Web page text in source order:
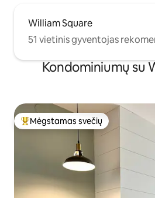
William Square
51 vietinis gyventojas
Kondominiumų su
Svečių mėgstamiausias
Mėgstamas svečių